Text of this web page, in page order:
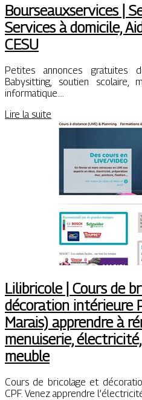
Bour­seauxser­vi­ces |
Services à domicile,
CESU
Petites annonces gratuites
Babysitting, soutien scolaire,
informatique….
Lire la suite
Lilibricole | Cours de
décoration intérieure
Marais) apprendre à
menuiserie,
meuble
Cours de bricolage et
CPF. Venez apprendre